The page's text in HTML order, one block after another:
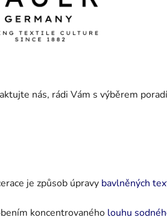
nás, rádi Vám s výběrem
je způsob úpravy bavlněných
koncentrovaného louhu